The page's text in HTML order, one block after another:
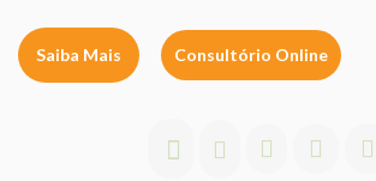
Saiba Mais Consultório Online